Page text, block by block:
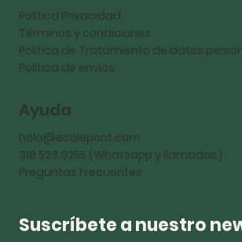
Política Privacidad
Términos y condiciones
Política de Tratamiento de datos
Política de envíos
Ayuda
hola@ecolepont.com
318.523.9255 (Whatsapp y llamadas)
Preguntas Frecuentes
Suscríbete a nuestro